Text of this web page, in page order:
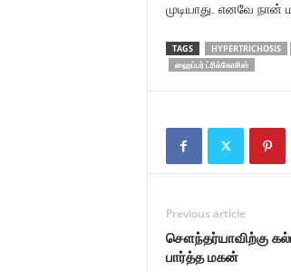
முடியாது. எனவே நான்
TAGS HYPERTRICHOSIS
ஹைப்பர் ட்ரிக்கோசிஸ்
Previous article
சௌந்தர்யாவிற்கு
பார்த்த மகன்